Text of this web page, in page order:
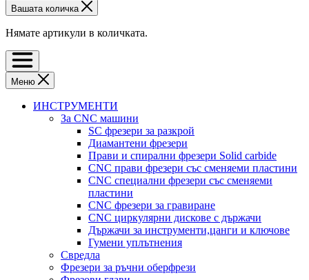
Вашата количка
Нямате артикули в количката.
Меню
ИНСТРУМЕНТИ
За CNC машини
SC фрезери за разкрой
Диамантени фрезери
Прави и спирални фрезери Solid carbide
CNC прави фрезери със сменяеми пластини
CNC специални фрезери със сменяеми
пластини
CNC фрезери за гравиране
CNC циркулярни дискове с държачи
Държачи за инструменти,цанги и ключове
Гумени уплътнения
Свредла
Фрезери за ръчни оберфрези